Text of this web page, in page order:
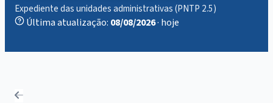
Expediente das unidades administrativas (PNTP 2.5)
Última atualização: 08/08/2026· hoje